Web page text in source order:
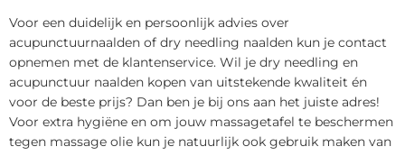
Voor een duidelijk en persoonlijk advies over
acupunctuurnaalden of dry needling naalden kun je contact
opnemen met de klantenservice. Wil je dry needling en
acupunctuur naalden kopen van uitstekende kwaliteit én
voor de beste prijs? Dan ben je bij ons aan het juiste adres!
Voor extra hygiëne en om jouw massagetafel te beschermen
tegen massage olie kun je natuurlijk ook gebruik maken van